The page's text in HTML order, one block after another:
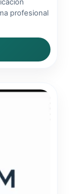
profesional